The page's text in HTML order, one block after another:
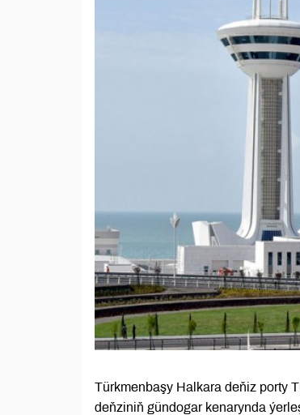
Türkmenbaşy Halkara deňiz porty
deňziniň gündogar kenarynda